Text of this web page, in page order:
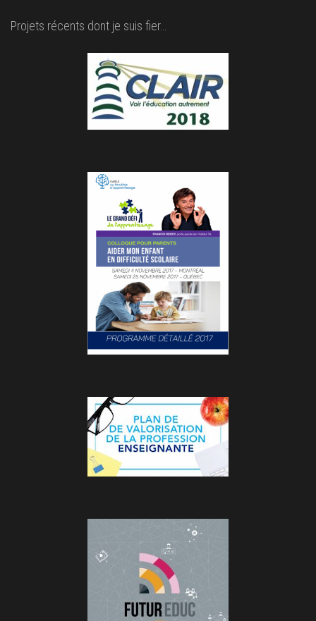
Projets récents dont je suis fier…